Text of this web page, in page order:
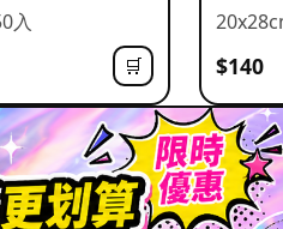
入
🛒 $140